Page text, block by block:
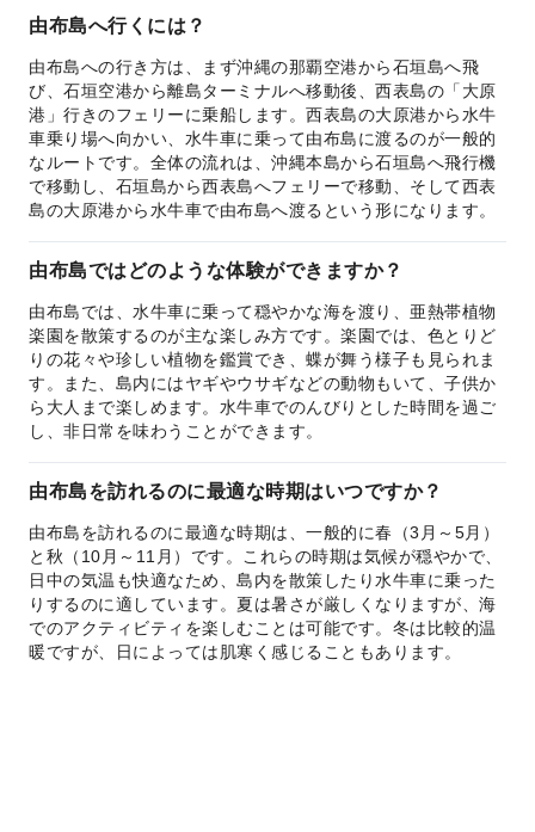
由布島へ行くには？
由布島への行き方は、まず沖縄の那覇空港から石垣島へ飛
び、石垣空港から離島ターミナルへ移動後、西表島の「大原
港」行きのフェリーに乗船します。西表島の大原港から水牛
車乗り場へ向かい、水牛車に乗って由布島に渡るのが一般的
なルートです。全体の流れは、沖縄本島から石垣島へ飛行機
で移動し、石垣島から西表島へフェリーで移動、そして西表
島の大原港から水牛車で由布島へ渡るという形になります。
由布島ではどのような体験ができますか？
由布島では、水牛車に乗って穏やかな海を渡り、亜熱帯植物
楽園を散策するのが主な楽しみ方です。楽園では、色とりど
りの花々や珍しい植物を鑑賞でき、蝶が舞う様子も見られま
す。また、島内にはヤギやウサギなどの動物もいて、子供か
ら大人まで楽しめます。水牛車でのんびりとした時間を過ご
し、非日常を味わうことができます。
由布島を訪れるのに最適な時期はいつですか？
由布島を訪れるのに最適な時期は、一般的に春（3月～5月）
と秋（10月～11月）です。これらの時期は気候が穏やかで、
日中の気温も快適なため、島内を散策したり水牛車に乗った
りするのに適しています。夏は暑さが厳しくなりますが、海
でのアクティビティを楽しむことは可能です。冬は比較的温
暖ですが、日によっては肌寒く感じることもあります。